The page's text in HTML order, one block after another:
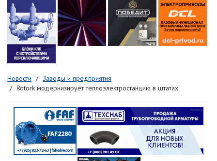
Новости
Заводы и предприятия
Rotork модернизирует теплоэлектростанцию в штатах